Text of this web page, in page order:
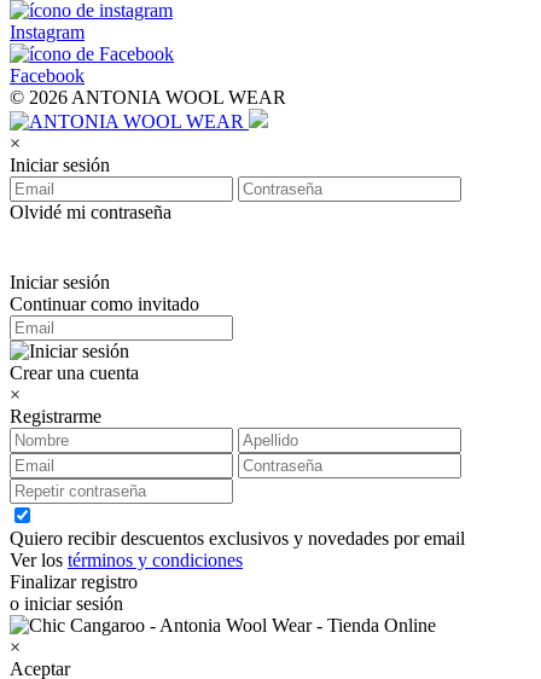
Instagram
Facebook
© 2026 ANTONIA WOOL WEAR
×
Iniciar sesión
Olvidé mi contraseña
Iniciar sesión
Continuar como invitado
Crear una cuenta
×
Registrarme
Quiero recibir descuentos exclusivos y novedades por email
Ver los términos y condiciones
Finalizar registro
o iniciar sesión
×
Aceptar